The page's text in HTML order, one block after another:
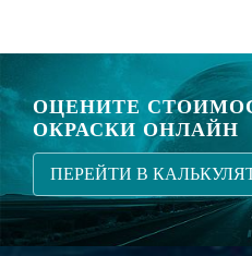
ОЦЕНИТЕ
ОКРАСКИ ОНЛАЙН
ПЕРЕЙТИ В